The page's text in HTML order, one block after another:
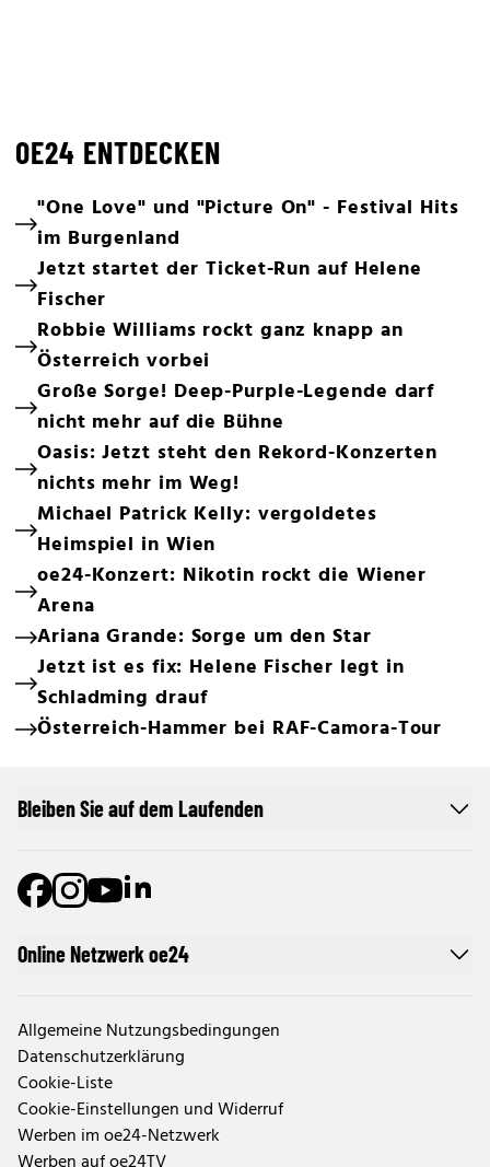
OE24 ENTDECKEN
"One Love" und "Picture On" - Festival Hits
im Burgenland
Jetzt startet der Ticket-Run auf Helene
Fischer
Robbie Williams rockt ganz knapp an
Österreich vorbei
Große Sorge! Deep-Purple-Legende darf
nicht mehr auf die Bühne
Oasis: Jetzt steht den Rekord-Konzerten
nichts mehr im Weg!
Michael Patrick Kelly: vergoldetes
Heimspiel in Wien
oe24-Konzert: Nikotin rockt die Wiener
Arena
Ariana Grande: Sorge um den Star
Jetzt ist es fix: Helene Fischer legt in
Schladming drauf
Österreich-Hammer bei RAF-Camora-Tour
Online Netzwerk oe24
Allgemeine Nutzungsbedingungen
Datenschutzerklärung
Cookie-Liste
Cookie-Einstellungen und Widerruf
Werben im oe24-Netzwerk
Bleiben Sie auf dem Laufenden